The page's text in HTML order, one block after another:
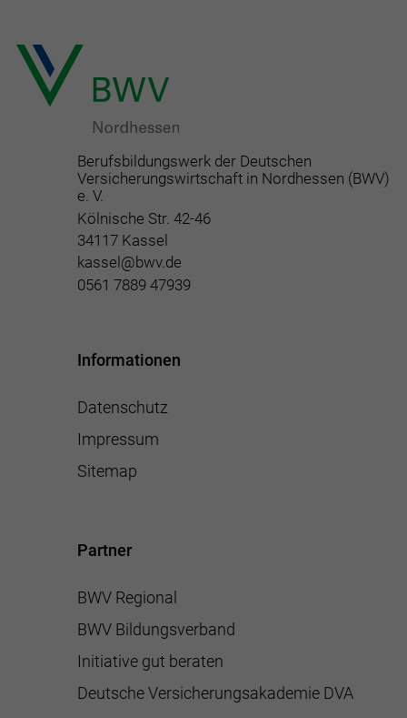
Berufsbildungswerk der Deutschen
Versicherungswirtschaft in Nordhessen (BWV)
e. V.
Kölnische Str. 42-46
34117 Kassel
kassel@bwv.de
0561 7889 47939
Informationen
Datenschutz
Impressum
Sitemap
Partner
BWV Regional
BWV Bildungsverband
Initiative gut beraten
Deutsche Versicherungsakademie DVA